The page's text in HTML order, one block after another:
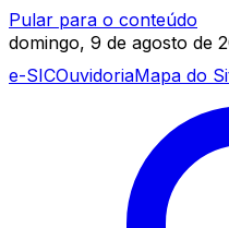
Pular para o conteúdo
domingo, 9 de agosto de
e-SICOuvidoriaMapa do